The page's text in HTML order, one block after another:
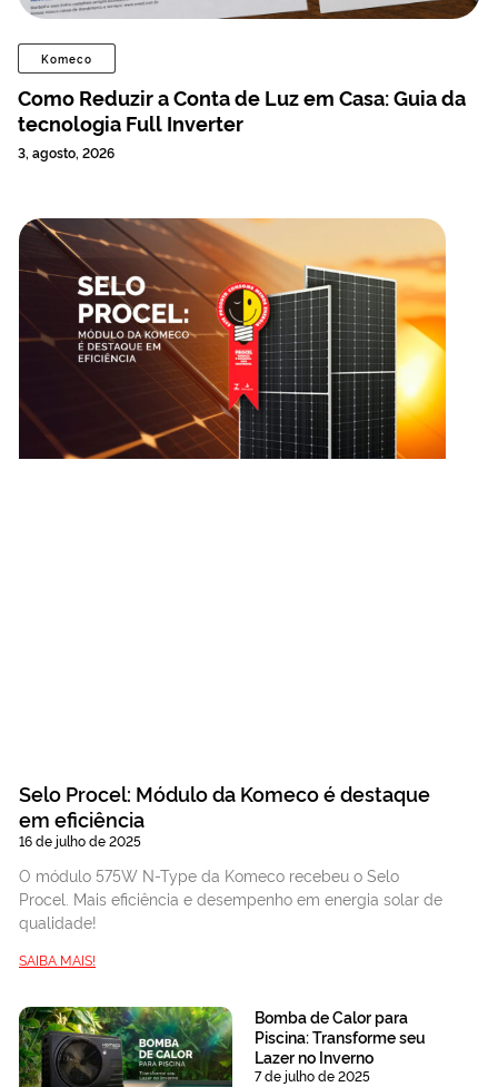
Komeco
Como Reduzir a Conta de Luz em Casa: Guia da
tecnologia Full Inverter
3, agosto, 2026
Selo Procel: Módulo da Komeco é destaque
em eficiência
16 de julho de 2025
O módulo 575W N-Type da Komeco recebeu o Selo
Procel. Mais eficiência e desempenho em energia solar de
qualidade!
SAIBA MAIS!
Bomba de Calor para
Piscina: Transforme seu
Lazer no Inverno
7 de julho de 2025